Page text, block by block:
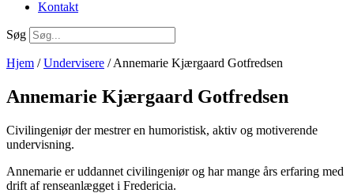
Kontakt
Søg
Hjem /Undervisere / Annemarie Kjærgaard Gotfredsen
Annemarie Kjærgaard Gotfredsen
Civilingeniør der mestrer en humoristisk, aktiv og motiverende
undervisning.
Annemarie er uddannet civilingeniør og har mange års erfaring med
drift af renseanlægget i Fredericia.